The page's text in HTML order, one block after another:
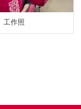
工作照